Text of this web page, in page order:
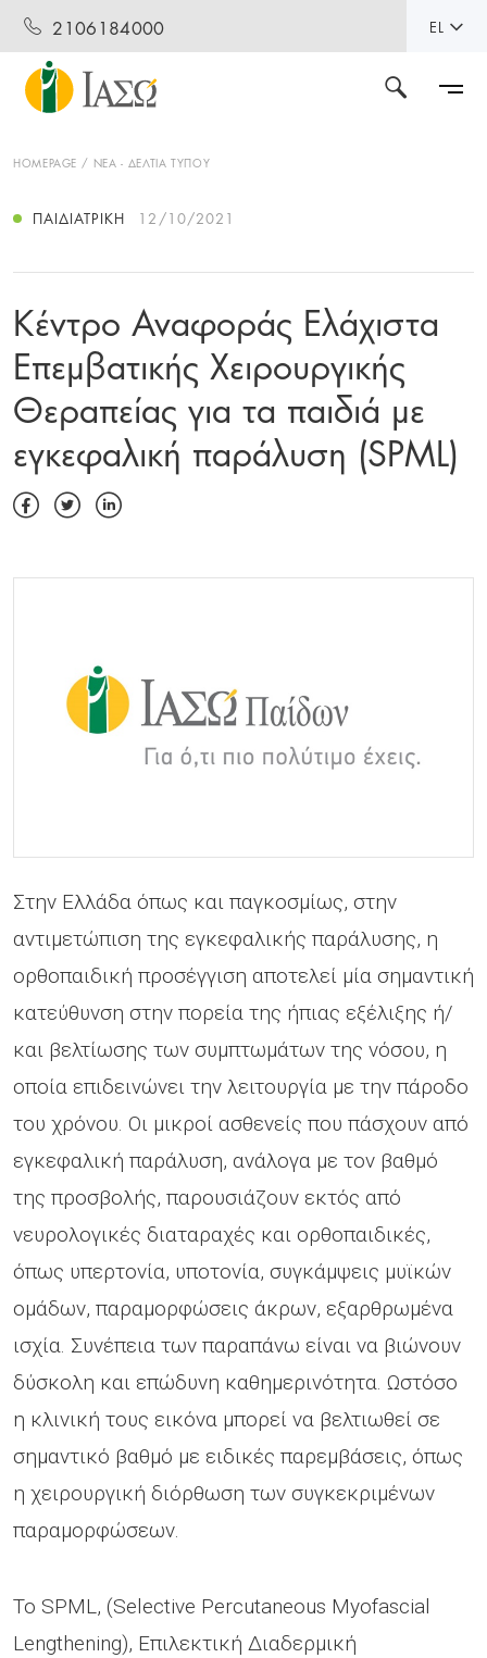
2106184000 EL
HOMEPAGE ΝΕΑ - ΔΕΛΤΙΑ ΤΥΠΟΥ
ΠΑΙΔΙΑΤΡΙΚΉ 12/10/2021
Κέντρο Αναφοράς Ελάχιστα
Επεμβατικής Χειρουργικής
Θεραπείας για τα παιδιά με
εγκεφαλική παράλυση (SPML)
Στην Ελλάδα όπως και παγκοσμίως, στην
αντιμετώπιση της εγκεφαλικής παράλυσης, η
ορθοπαιδική προσέγγιση αποτελεί μία σημαντική
κατεύθυνση στην πορεία της ήπιας εξέλιξης ή/
και βελτίωσης των συμπτωμάτων της νόσου, η
οποία επιδεινώνει την λειτουργία με την πάροδο
του χρόνου. Οι μικροί ασθενείς που πάσχουν από
εγκεφαλική παράλυση, ανάλογα με τον βαθμό
της προσβολής, παρουσιάζουν εκτός από
νευρολογικές διαταραχές και ορθοπαιδικές,
όπως υπερτονία, υποτονία, συγκάμψεις μυϊκών
ομάδων, παραμορφώσεις άκρων, εξαρθρωμένα
ισχία. Συνέπεια των παραπάνω είναι να βιώνουν
δύσκολη και επώδυνη καθημερινότητα. Ωστόσο
η κλινική τους εικόνα μπορεί να βελτιωθεί σε
σημαντικό βαθμό με ειδικές παρεμβάσεις, όπως
η χειρουργική διόρθωση των συγκεκριμένων
παραμορφώσεων.
Το SPML, (Selective Percutaneous Myofascial
Lengthening), Επιλεκτική Διαδερμική